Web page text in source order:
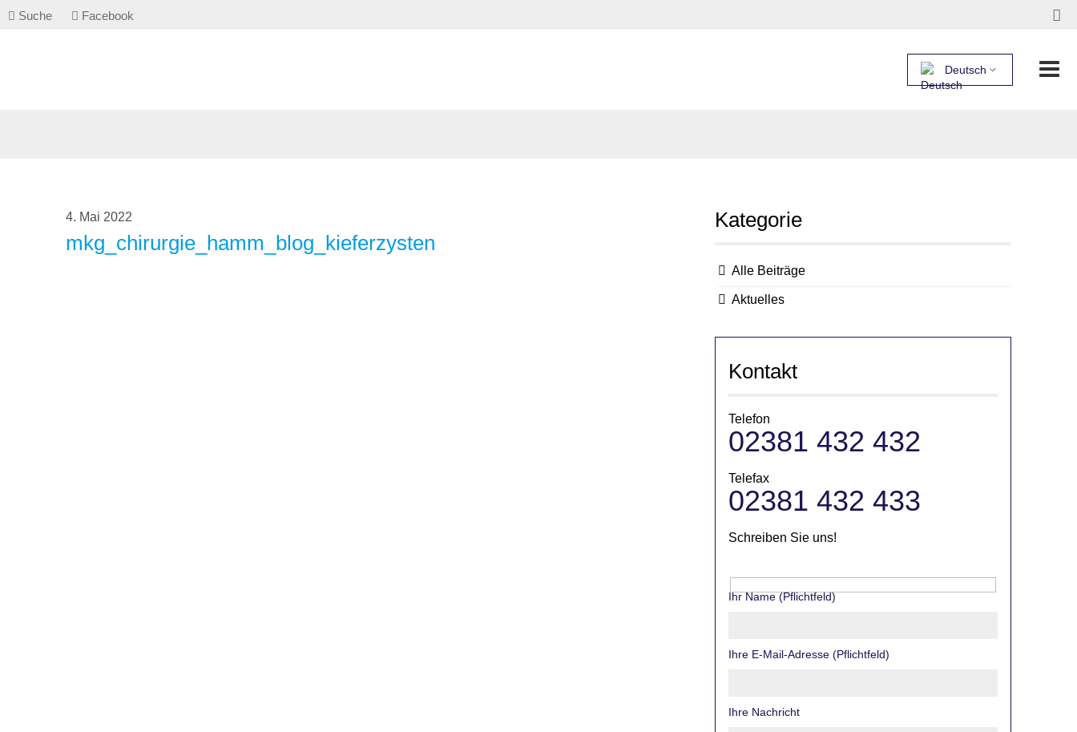
Suche Facebook
Deutsch
4. Mai 2022
mkg_chirurgie_hamm_blog_kieferzysten
Kategorie
Alle Beiträge
Aktuelles
Kontakt
Telefon
02381 432 432
Telefax
02381 432 433
Schreiben Sie uns!
Ihr Name (Pflichtfeld)
Ihre E-Mail-Adresse (Pflichtfeld)
Ihre Nachricht